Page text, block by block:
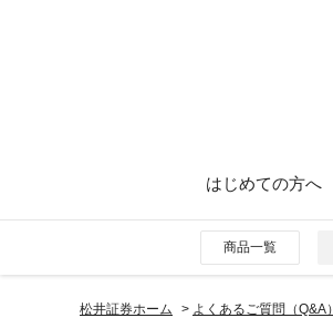
はじめての方へ
商品一覧
松井証券ホーム > よくあるご質問（Q&A）